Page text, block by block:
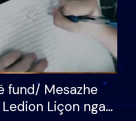
fund/ Mesazhe
Liçon nga